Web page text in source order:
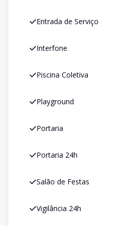
Entrada de Serviço
Interfone
Piscina Coletiva
Playground
Portaria
Portaria 24h
Salão de Festas
Vigilância 24h